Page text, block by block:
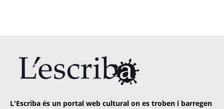
L'Escriba és un portal web cultural on es troben i barregen